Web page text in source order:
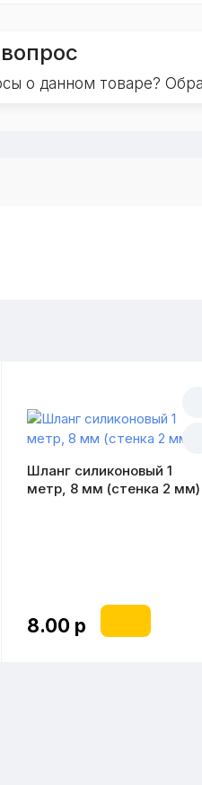
о данном товаре?
Шланг силиконовый 1
метр, 8 мм (стенка 2 мм)
8.00 р